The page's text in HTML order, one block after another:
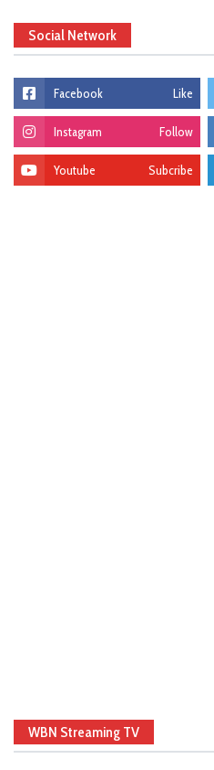
Social Network
Facebook Like
Instagram Follow
Youtube Subcribe
WBN Streaming TV